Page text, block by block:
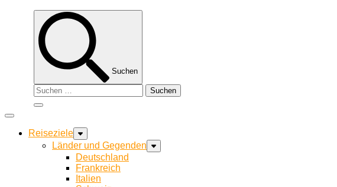
Suchen
Suchen
nach:
Reiseziele
Länder und Gegenden
Deutschland
Frankreich
Italien